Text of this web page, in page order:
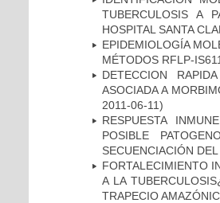
TUBERCULOSIS A
HOSPITAL SANTA
EPIDEMIOLOGÍA
MÉTODOS RFLP-
DETECCION
ASOCIADA A
2011-06-11)
RESPUESTA
POSIBLE
SECUENCIACIÓN DEL
FORTALECIMIENTO
A LA
TRAPECIO